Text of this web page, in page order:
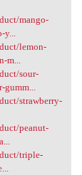
mango-
y...
lemon-
m...
sour-
gumm...
strawberry-
peanut-
triple-